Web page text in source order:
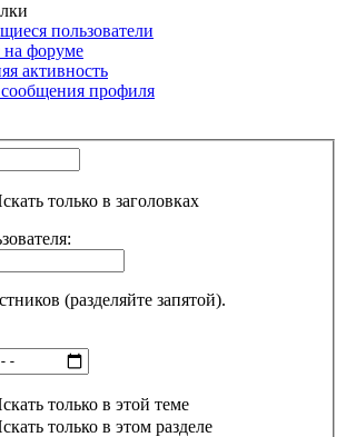
пользователи
на форуме
активность
профиля
только в заголовках
(разделяйте запятой).
только в этой теме
только в этом разделе